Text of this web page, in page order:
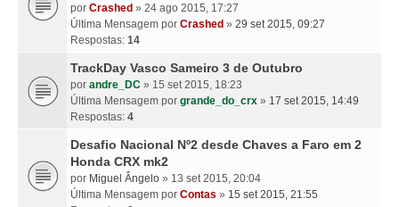
por Crashed » 24 ago 2015, 17:27
Última Mensagem por Crashed » 29 set 2015, 09:27
Respostas: 14
TrackDay Vasco Sameiro 3 de Outubro
por andre_DC » 15 set 2015, 18:23
Última Mensagem por grande_do_crx » 17 set 2015, 14:49
Respostas: 4
Desafio Nacional Nº2 desde Chaves a Faro em 2
Honda CRX mk2
por Miguel Ângelo » 13 set 2015, 20:04
Última Mensagem por Contas » 15 set 2015, 21:55